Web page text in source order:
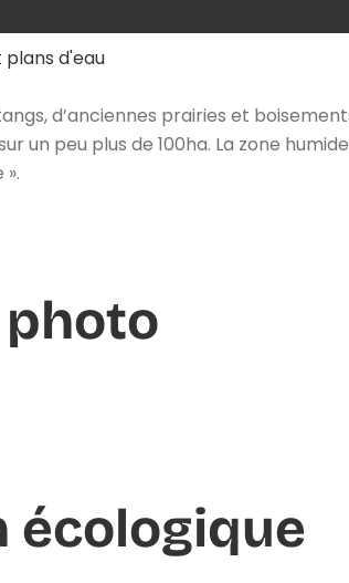
plans d'eau
d’anciennes prairies et
un peu plus de 100ha. La zone
écologique